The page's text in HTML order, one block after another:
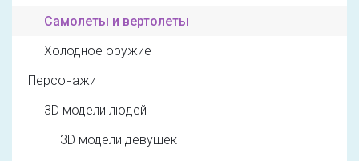
Самолеты и вертолеты
Холодное оружие
Персонажи
3D модели людей
3D модели девушек